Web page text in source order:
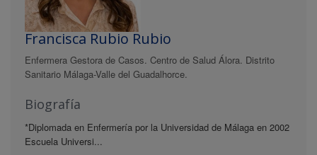
Francisca Rubio Rubio
Enfermera Gestora de Casos. Centro de Salud Álora. Distrito
Sanitario Málaga-Valle del Guadalhorce.
Biografía
*Diplomada en Enfermería por la Universidad de Málaga en 2002
Escuela Universi...